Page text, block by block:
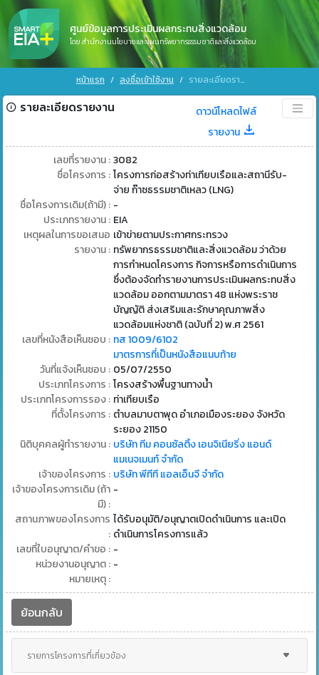
ศูนย์ข้อมูลการประเมินผลกระทบสิ่งแวดล้อม
โดย สำนักงานนโยบายและแผนทรัพยากรธรรมชาติและสิ่งแวดล้อม
หน้าแรก ลงชื่อเข้าใช้งาน รายละเอียดรายงาน
รายละเอียดรายงาน
ดาวน์โหลดไฟล์
รายงาน
เลขที่รายงาน : 3082
ชื่อโครงการ : โครงการก่อสร้างท่าเทียบเรือและสถานีรับ-
จ่าย ก๊าซธรรมชาติเหลว (LNG)
ชื่อโครงการเดิม(ถ้ามี) : -
ประเภทรายงาน : EIA
เหตุผลในการขอเสนอ
รายงาน :
เข้าข่ายตามประกาศกระทรวง
ทรัพยากรธรรมชาติและสิ่งแวดล้อม ว่าด้วย
การกำหนดโครงการ กิจการหรือการดำเนินการ
ซึ่งต้องจัดทำรายงานการประเมินผลกระทบสิ่ง
แวดล้อม ออกตามมาตรา 48 แห่งพระราช
บัญญัติ ส่งเสริมและรักษาคุณภาพสิ่ง
แวดล้อมแห่งชาติ (ฉบับที่ 2) พ.ศ 2561
เลขที่หนังสือเห็นชอบ : ทส 1009/6102
มาตรการที่เป็นหนังสือแนบท้าย
วันที่แจ้งเห็นชอบ : 05/07/2550
ประเภทโครงการ : โครงสร้างพื้นฐานทางน้ำ
ประเภทโครงการรอง : ท่าเทียบเรือ
ที่ตั้งโครงการ : ตำบลมาบตาพุด อำเภอเมืองระยอง จังหวัด
ระยอง 21150
นิติบุคคลผู้ทำรายงาน : บริษัท ทีม คอนซัลติ้ง เอนจิเนียริ่ง แอนด์
แมเนจเมนท์ จำกัด
เจ้าของโครงการ : บริษัท พีทีที แอลเอ็นจี จำกัด
เจ้าของโครงการเดิม (ถ้า
มี) :
-
สถานภาพของโครงการ
:
ได้รับอนุมัติ/อนุญาตเปิดดำเนินการ และเปิด
ดำเนินการโครงการแล้ว
เลขที่ใบอนุญาต/คำขอ : -
หน่วยงานอนุญาต : -
หมายเหตุ :
ย้อนกลับ
รายการโครงการที่เกี่ยวข้อง